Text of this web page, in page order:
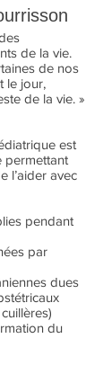
de la vie.
de nos
le jour,
de la vie. »
est
permettant
l’aider avec
pendant
par
dues
du